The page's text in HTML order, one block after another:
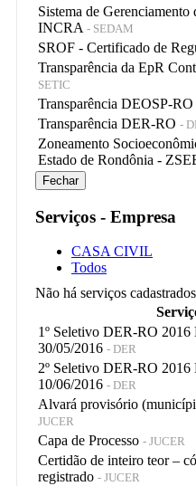
Sistema de
INCRA - SEDAM
SROF - Certificado de
Transparência da EpR
SETIC
Transparência DEOSP-RO
Transparência DER-RO -
Zoneamento
Estado de Rondônia -
Fechar
Serviços - Empresa
CASA CIVIL
Todos
Não há serviços
1º Seletivo DER-RO
30/05/2016 - DER
2º Seletivo DER-RO
10/06/2016 - DER
Alvará provisório
JUCER
Capa de Processo - JUCER
Certidão de inteiro teor –
registrado - JUCER